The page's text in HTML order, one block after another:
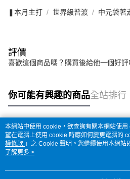
❚本月主打 世界級普渡 中元袋著
評價
喜歡這個商品嗎？購買後給他一個好評
你可能有興趣的商品全站排行
熱門標籤
本網站中使用 cookie，欲查詢有關本網站使
望在電腦上使用 cookie 時應如何變更電腦的
權條款 」之 Cookie 聲明。您繼續使用本網站
用條款之 Cookie 聲明使用 cookie。
了解更多 >